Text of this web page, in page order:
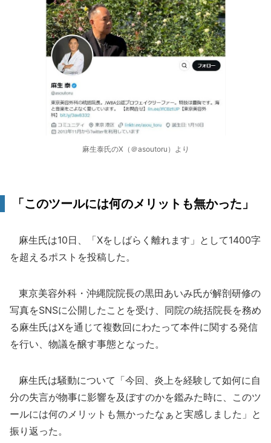
麻生泰氏のX（＠asoutoru）より
「このツールには何のメリットも無かった」
麻生氏は10日、「Xをしばらく離れます」として1400字
を超えるポストを投稿した。
東京美容外科・沖縄院院長の黒田あいみ氏が解剖研修の
写真をSNSに公開したことを受け、同院の統括院長を務め
る麻生氏はXを通じて複数回にわたって本件に関する発信
を行い、物議を醸す事態となった。
麻生氏は騒動について「今回、炎上を経験して如何に自
分の失言が物事に影響を及ぼすのかを鑑みた時に、このツ
ールには何のメリットも無かったなぁと実感しました」と
振り返った。